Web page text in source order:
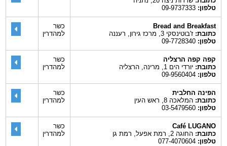
טלפון:09-9737333
Bread and Breakfast
כתובת:ז'בוטינסקי 3, מרכז גירון, רעננה
טלפון:09-7728340
כשר
למהדרין
קפה קפה הרצליה
כתובת:יורדי הים 1, מרינה, הרצליה
טלפון:09-9560404
כשר
למהדרין
הפינה החלבית
כתובת:המלאכה 8, ראש העין
טלפון:03-5479560
כשר
למהדרין
Café LUGANO
כתובת:החוגה 2, רמת אפעל, רמת גן
טלפון:077-4070604
כשר
למהדרין